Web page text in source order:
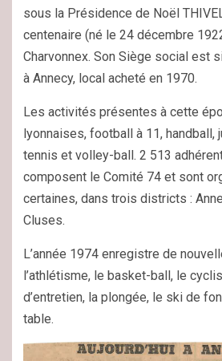
sous la Présidence de Noël
centenaire (né le 24 décembre
Charvonnex. Son Siège social est
à Annecy, local acheté en 1970.
Les activités présentes à cette
lyonnaises, football à 11, handball,
tennis et volley-ball. 2 513
composent le Comité 74 et sont
certaines, dans trois districts :
Cluses.
L’année 1974 enregistre de
l’athlétisme, le basket-ball, le
d’entretien, la plongée, le ski de
table.